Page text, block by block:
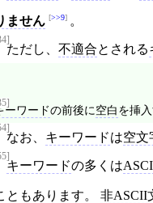
ません >>9 。
ただし、 不適合とされる
ーワードの前後に空白を挿
なお、 キーワードは空文
キーワードの多くは
ともあります。 非ASCII